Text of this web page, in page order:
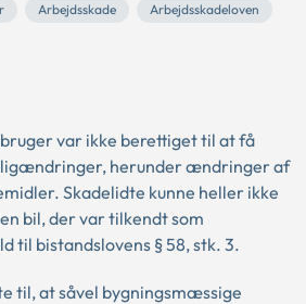
Arbejdsskade
Arbejdsskadeloven
var ikke berettiget til at få
herunder ændringer af
Skadelidte kunne heller ikke
bil, der var tilkendt som
til bistandslovens § 58, stk. 3.
til, at såvel bygningsmæssige